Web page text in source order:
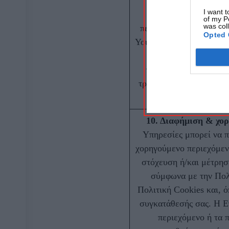
I want
of my
was
Opted
Ιστότοπος και η
περιλαμβάνουν: •
YouTube), •
Η Εταιρεία δεν
περιεχόμενο, την
τρίτων αυτών
γίνεται με
10. Διαφήμιση &
Υπηρεσίες μπορεί να
χορηγούμενο
στόχευση ή/και
σύμφωνα με την
Πολιτική Cookies και,
συγκατάθεσής σας. Η
περιεχόμενο ή τα